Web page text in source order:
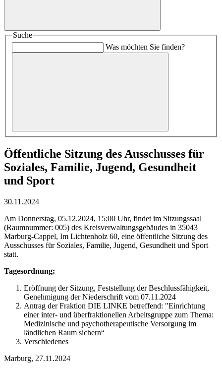
Suche
Was möchten Sie finden?
Öffentliche Sitzung des Ausschusses für
Soziales, Familie, Jugend, Gesundheit
und Sport
30.11.2024
Am Donnerstag, 05.12.2024, 15:00 Uhr, findet im Sitzungssaal
(Raumnummer: 005) des Kreisverwaltungsgebäudes in 35043
Marburg-Cappel, Im Lichtenholz 60, eine öffentliche Sitzung des
Ausschusses für Soziales, Familie, Jugend, Gesundheit und Sport
statt.
Tagesordnung:
Eröffnung der Sitzung, Feststellung der Beschlussfähigkeit,
Genehmigung der Niederschrift vom 07.11.2024
Antrag der Fraktion DIE LINKE betreffend: "Einrichtung
einer inter- und überfraktionellen Arbeitsgruppe zum Thema:
Medizinische und psychotherapeutische Versorgung im
ländlichen Raum sichern“
Verschiedenes
Marburg, 27.11.2024